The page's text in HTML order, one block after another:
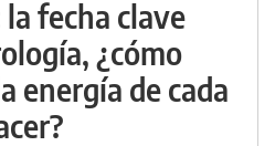
fecha clave
¿cómo
energía de cada